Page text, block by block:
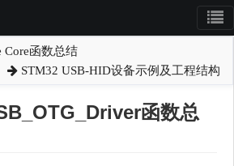
Core函数总结
STM32 USB-HID设备示例及工程结构
函数总